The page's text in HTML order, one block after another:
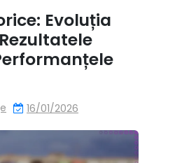
Evoluția
16/01/2026